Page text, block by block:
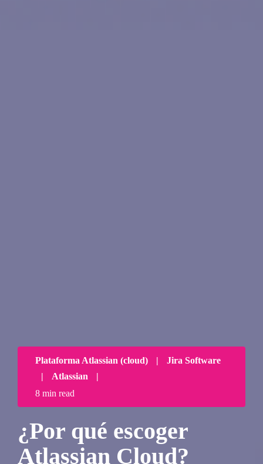
Plataforma Atlassian (cloud) |
Jira Software
|
Atlassian
|
8 min read
¿Por qué escoger
Atlassian Cloud?